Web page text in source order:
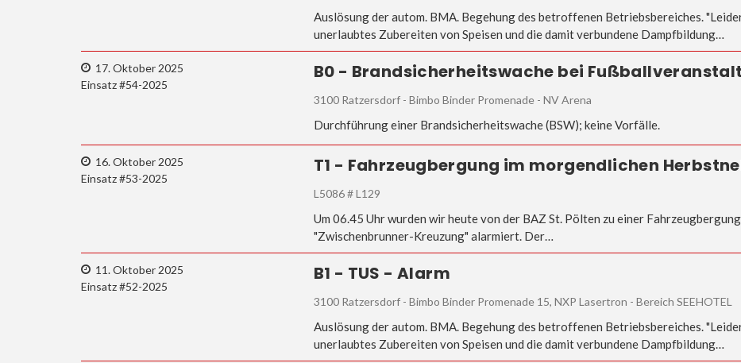
Auslösung der autom. BMA. Begehung des betroffenen Betriebsbereiches.
unerlaubtes Zubereiten von Speisen und die damit verbundene Dampfbildung…
17. Oktober 2025
Einsatz #54-2025
B0 - Brandsicherheitswache bei
3100 Ratzersdorf - Bimbo Binder Promenade - NV Arena
Durchführung einer Brandsicherheitswache (BSW); keine Vorfälle.
16. Oktober 2025
Einsatz #53-2025
T1 - Fahrzeugbergung im morgendlichen
L5086 # L129
Um 06.45 Uhr wurden wir heute von der BAZ St. Pölten zu einer
"Zwischenbrunner-Kreuzung" alarmiert. Der…
11. Oktober 2025
Einsatz #52-2025
B1 - TUS - Alarm
3100 Ratzersdorf - Bimbo Binder Promenade 15, NXP Lasertron - Bereich SEEHOTEL
Auslösung der autom. BMA. Begehung des betroffenen Betriebsbereiches.
unerlaubtes Zubereiten von Speisen und die damit verbundene Dampfbildung…